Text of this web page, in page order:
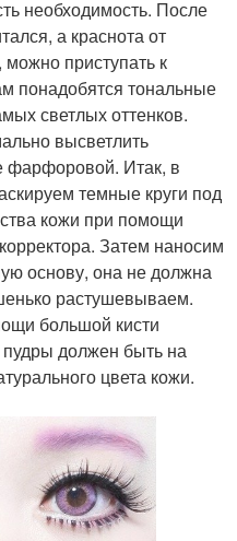
необходимость. После
а краснота от
приступать к
понадобятся тональные
светлых оттенков.
высветлить
фарфоровой. Итак, в
темные круги под
кожи при помощи
Затем наносим
основу, она не должна
растушевываем.
большой кисти
должен быть на
цвета кожи.